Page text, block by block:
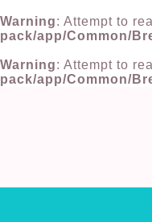
Warning: Attempt to
pack/app/Common/
Warning: Attempt to
pack/app/Common/